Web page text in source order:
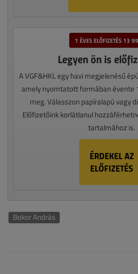
1 ÉVES ELŐFIZETÉS 13
Legyen ön is
A VGF&HKL egy havi megjelenésű
amely nyomtatott formában évente
meg. Válasszon papíralapú vagy
Előfizetőink korlátlanul
tartalmához is.
ÉRDEKEL AZ
ELŐFIZETÉS
Bokor András